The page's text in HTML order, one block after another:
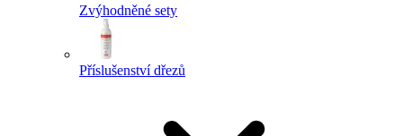
Zvýhodněné sety
Příslušenství dřezů